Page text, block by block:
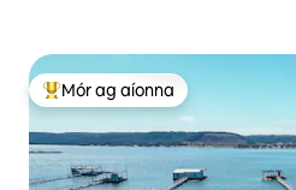
An-mhór ag aíonna
Mór ag aíonna